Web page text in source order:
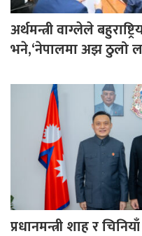
अर्थमन्त्री वाग्लेले
भने,‘नेपालमा अझ ठुलो
प्रधानमन्त्री शाह र